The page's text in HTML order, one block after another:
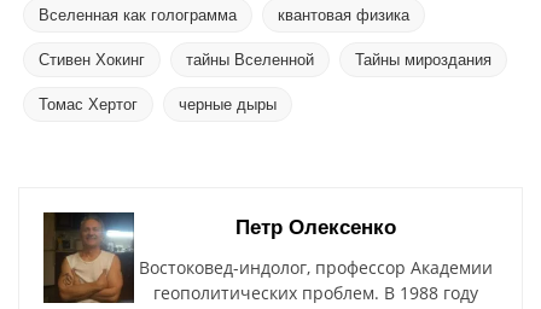
Вселенная как голограмма квантовая физика
Стивен Хокинг тайны Вселенной Тайны мироздания
Томас Хертог черные дыры
Петр Олексенко
Востоковед-индолог, профессор Академии
геополитических проблем. В 1988 году